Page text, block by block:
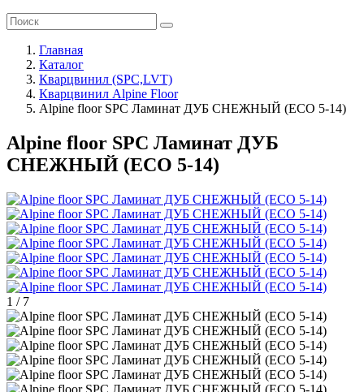
Главная
Каталог
Кварцвинил (SPC,LVT)
Кварцвинил Alpine Floor
Alpine floor SPC Ламинат ДУБ СНЕЖНЫЙ (ECO 5-14)
Alpine floor SPC Ламинат ДУБ
СНЕЖНЫЙ (ECO 5-14)
1 / 7